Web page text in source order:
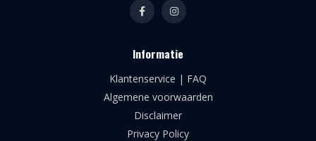
Informatie
Klantenservice | FAQ
Algemene voorwaarden
Disclaimer
Privacy Policy